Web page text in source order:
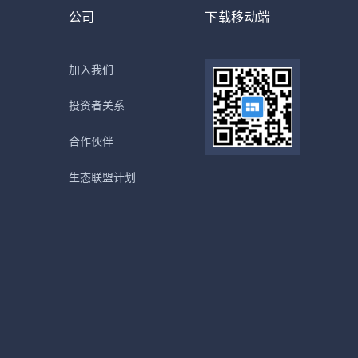
公司
加入我们
投资者关系
合作伙伴
生态联盟计划
下载移动端